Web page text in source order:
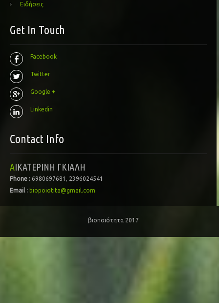
Ειδήσεις
Get In Touch
Facebook
Twitter
Google +
Linkedin
Contact Info
ΑΙΚΑΤΕΡΙΝΗ ΓΚΙΑΛΗ
Phone : 6980697681, 2396024541
Email : biopoiotita@gmail.com
βιοποιότητα 2017